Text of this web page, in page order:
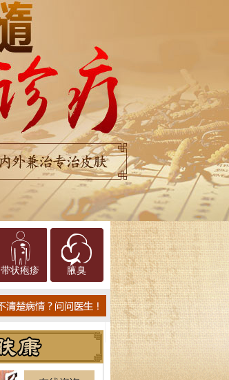
带状疱疹 腋臭